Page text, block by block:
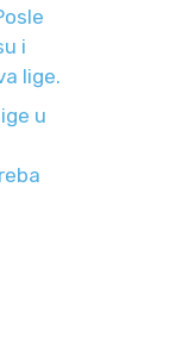
i
lige.
u